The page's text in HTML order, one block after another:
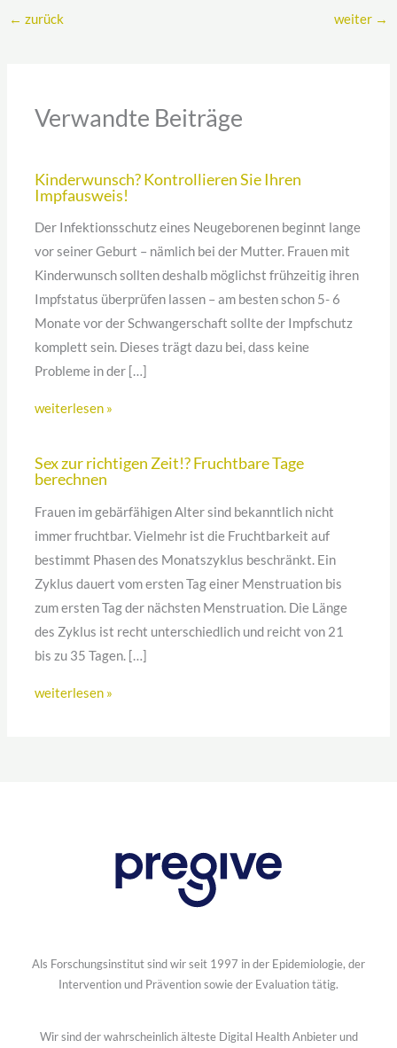
← zurück weiter →
Verwandte Beiträge
Kinderwunsch? Kontrollieren Sie Ihren
Impfausweis!
Der Infektionsschutz eines Neugeborenen beginnt lange
vor seiner Geburt – nämlich bei der Mutter. Frauen mit
Kinderwunsch sollten deshalb möglichst frühzeitig ihren
Impfstatus überprüfen lassen – am besten schon 5- 6
Monate vor der Schwangerschaft sollte der Impfschutz
komplett sein. Dieses trägt dazu bei, dass keine
Probleme in der […]
weiterlesen »
Sex zur richtigen Zeit!? Fruchtbare Tage
berechnen
Frauen im gebärfähigen Alter sind bekanntlich nicht
immer fruchtbar. Vielmehr ist die Fruchtbarkeit auf
bestimmt Phasen des Monatszyklus beschränkt. Ein
Zyklus dauert vom ersten Tag einer Menstruation bis
zum ersten Tag der nächsten Menstruation. Die Länge
des Zyklus ist recht unterschiedlich und reicht von 21
bis zu 35 Tagen. […]
weiterlesen »
Als Forschungsinstitut sind wir seit 1997 in der Epidemiologie, der
Intervention und Prävention sowie der Evaluation tätig.
Wir sind der wahrscheinlich älteste Digital Health Anbieter und